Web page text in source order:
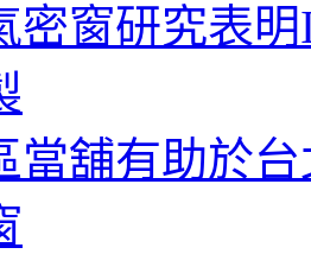
密窗研究表
當舖有助於